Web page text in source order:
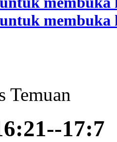
Temuan
17:7